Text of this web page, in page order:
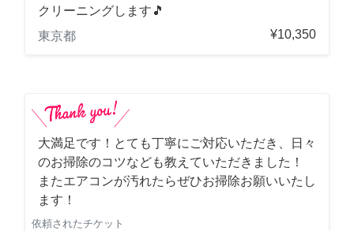
クリーニングします🎵
東京都
¥10,350
大満足です！とても丁寧にご対応いただき、日々
のお掃除のコツなども教えていただきました！
またエアコンが汚れたらぜひお掃除お願いいたし
ます！
依頼されたチケット